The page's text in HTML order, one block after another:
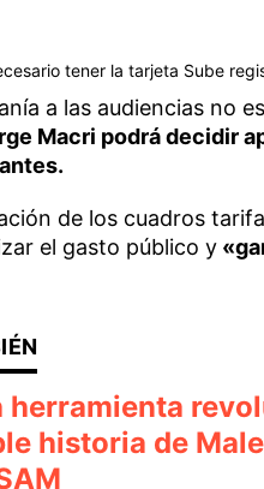
tener la tarjeta Sube
a las audiencias no
Macri podrá decidir
de los cuadros
el gasto público y
herramienta
historia de